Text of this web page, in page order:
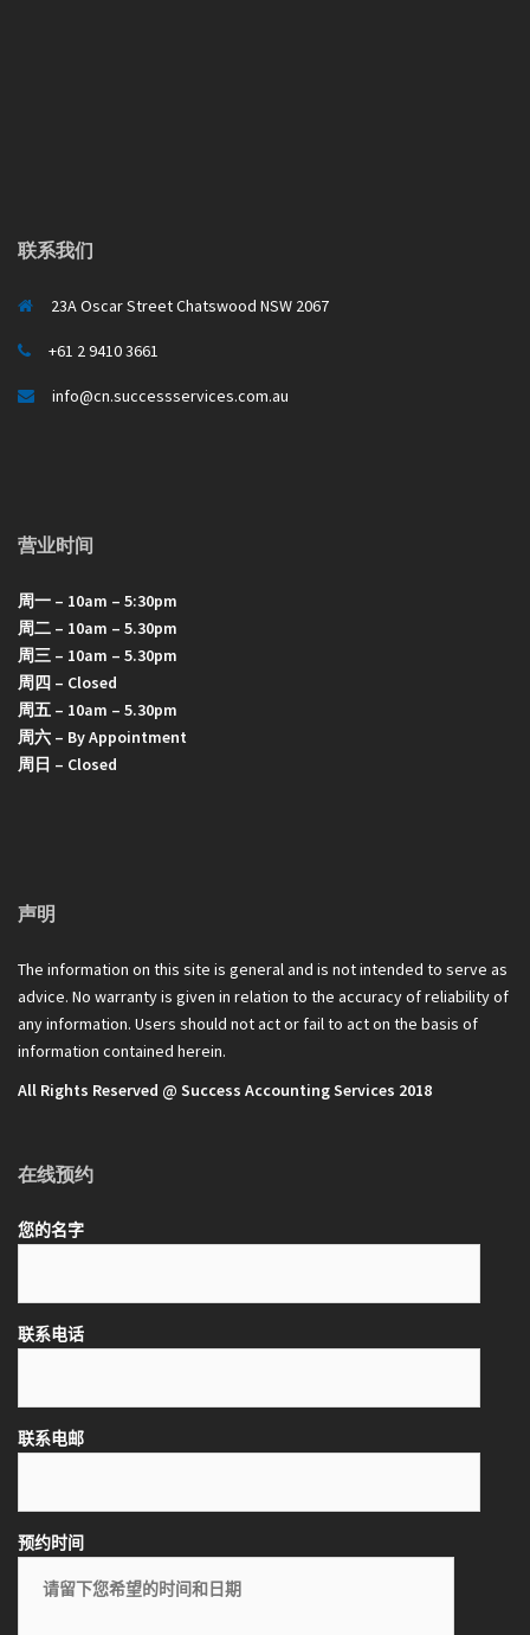
联系我们
23A Oscar Street Chatswood NSW 2067
+61 2 9410 3661
info@cn.successservices.com.au
营业时间
周一 – 10am – 5:30pm
周二 – 10am – 5.30pm
周三 – 10am – 5.30pm
周四 – Closed
周五 – 10am – 5.30pm
周六 – By Appointment
周日 – Closed
声明
The information on this site is general and is not intended to serve as
advice. No warranty is given in relation to the accuracy of reliability of
any information. Users should not act or fail to act on the basis of
information contained herein.
All Rights Reserved @ Success Accounting Services 2018
在线预约
您的名字
联系电话
联系电邮
预约时间